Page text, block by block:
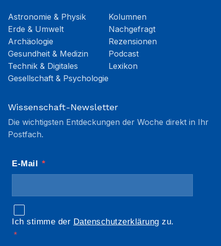
Astronomie & Physik
Erde & Umwelt
Archäologie
Gesundheit & Medizin
Technik & Digitales
Gesellschaft & Psychologie
Kolumnen
Nachgefragt
Rezensionen
Podcast
Lexikon
Wissenschaft-Newsletter
Die wichtigsten Entdeckungen der Woche direkt in Ihr
Postfach.